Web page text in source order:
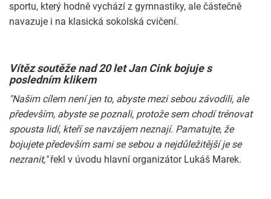
sportu, který hodně vychází z gymnastiky, ale částečně
navazuje i na klasická sokolská cvičení.
Vítěz soutěže nad 20 let Jan Cink bojuje s
posledním klikem
"Našim cílem není jen to, abyste mezi sebou závodili, ale
především, abyste se poznali, protože sem chodí trénovat
spousta lidí, kteří se navzájem neznají. Pamatujte, že
bojujete především sami se sebou a nejdůležitější je se
nezranit,"řekl v úvodu hlavní organizátor Lukáš Marek.